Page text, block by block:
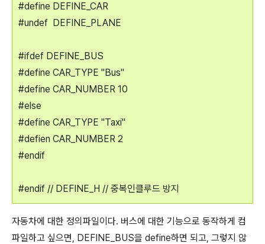
#define DEFINE_CAR
#undef DEFINE_PLANE
#ifdef DEFINE_BUS
#define CAR_TYPE "Bus"
#define CAR_NUMBER 10
#else
#define CAR_TYPE "Taxi"
#defien CAR_NUMBER 2
#endif
#endif // DEFINE_H // 중복인클루드 방지
자동차에 대한 정의파일이다. 버스에 대한 기능으로 동작하게 컴
파일하고 싶으면, DEFINE_BUS을 define하면 되고, 그렇지 않